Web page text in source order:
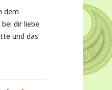
dem
dir liebe
und das